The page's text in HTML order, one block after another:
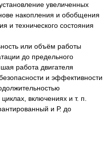
увеличенных
накопления и обобщения
и технического состояния
или объём работы
до предельного
работа двигателя
и эффективности
включениях и т. п.
и Р. до